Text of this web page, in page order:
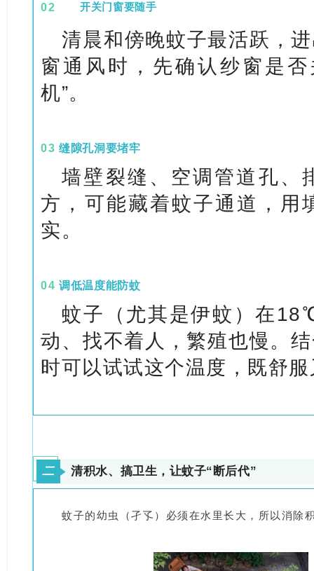
02 开关门窗要随手
清晨和傍晚蚊子最活跃，
窗通风时，先确认纱窗是
机”。
03 缝隙孔洞要堵牢
墙壁裂缝、空调管道孔、
方，可能藏着蚊子通道，用
实。
04 调低温度能防蚊
蚊子（尤其是伊蚊）在
动、找不着人，繁殖也慢。
时可以试试这个温度，既舒
二 清积水、搞卫生，让蚊子“断后代”
蚊子的幼虫（孑孓）必须在水里长大，所以消除